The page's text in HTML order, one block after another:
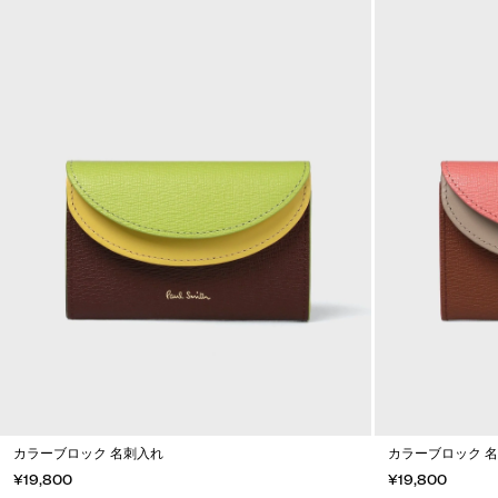
カラーブロック 名刺入れ
¥19,800
カラーブロック
¥19,800